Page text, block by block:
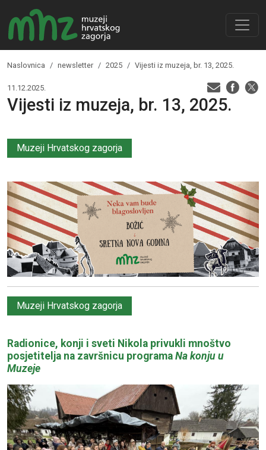
Naslovnica newsletter 2025 Vijesti iz muzeja, br. 13, 2025.
11.12.2025.
Vijesti iz muzeja, br. 13, 2025.
Muzeji Hrvatskog zagorja
Muzeji Hrvatskog zagorja
Radionice, konji i sveti Nikola privukli mnoštvo
posjetitelja na završnicu programa Na konju u
Muzeje